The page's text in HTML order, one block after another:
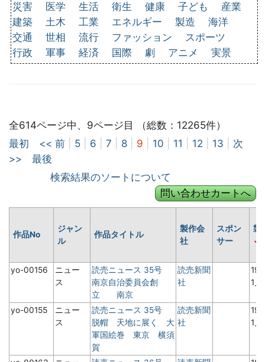
災害
医学 生活 衛生 健康 子ども
産業
建築
土木 工業 エネルギー 製造
海洋
交通
世相 流行 ファッション
スポーツ
行政
軍事 経済 国際 劇 アニメ 実景
全614ページ中、9ページ目 （総数：12265件）
最初
<< 前 5 6 7 8 9 10 11 12 13
次
>>
最後
検索結果のソートについて
作品No
ジャン
ル
作品タイトル
製作会
社
スポン
サー
製
yo-00156
ニュー
ス
読売ニュース 35号
南京自治委員会創
立 南京
読売新聞
社
1
yo-00155
ニュー
ス
読売ニュース 35号
脱帽 天地に展く 大
軍国絵巻 東京 横須
賀
読売新聞
社
1